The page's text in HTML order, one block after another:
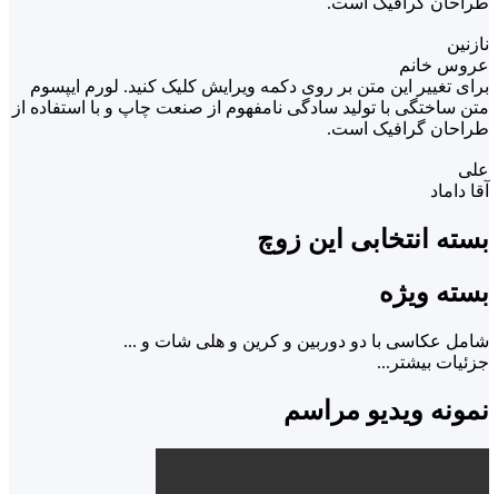
نازنین
عروس خانم
برای تغییر این متن بر روی دکمه ویرایش کلیک کنید. لورم ایپسوم
متن ساختگی با تولید سادگی نامفهوم از صنعت چاپ و با استفاده از
طراحان گرافیک است.
علی
آقا داماد
بسته انتخابی این زوچ
بسته ویژه
شامل عکاسی با دو دوربین و کرین و هلی شات و ...
جزئیات بیشتر...
نمونه ویدیو مراسم